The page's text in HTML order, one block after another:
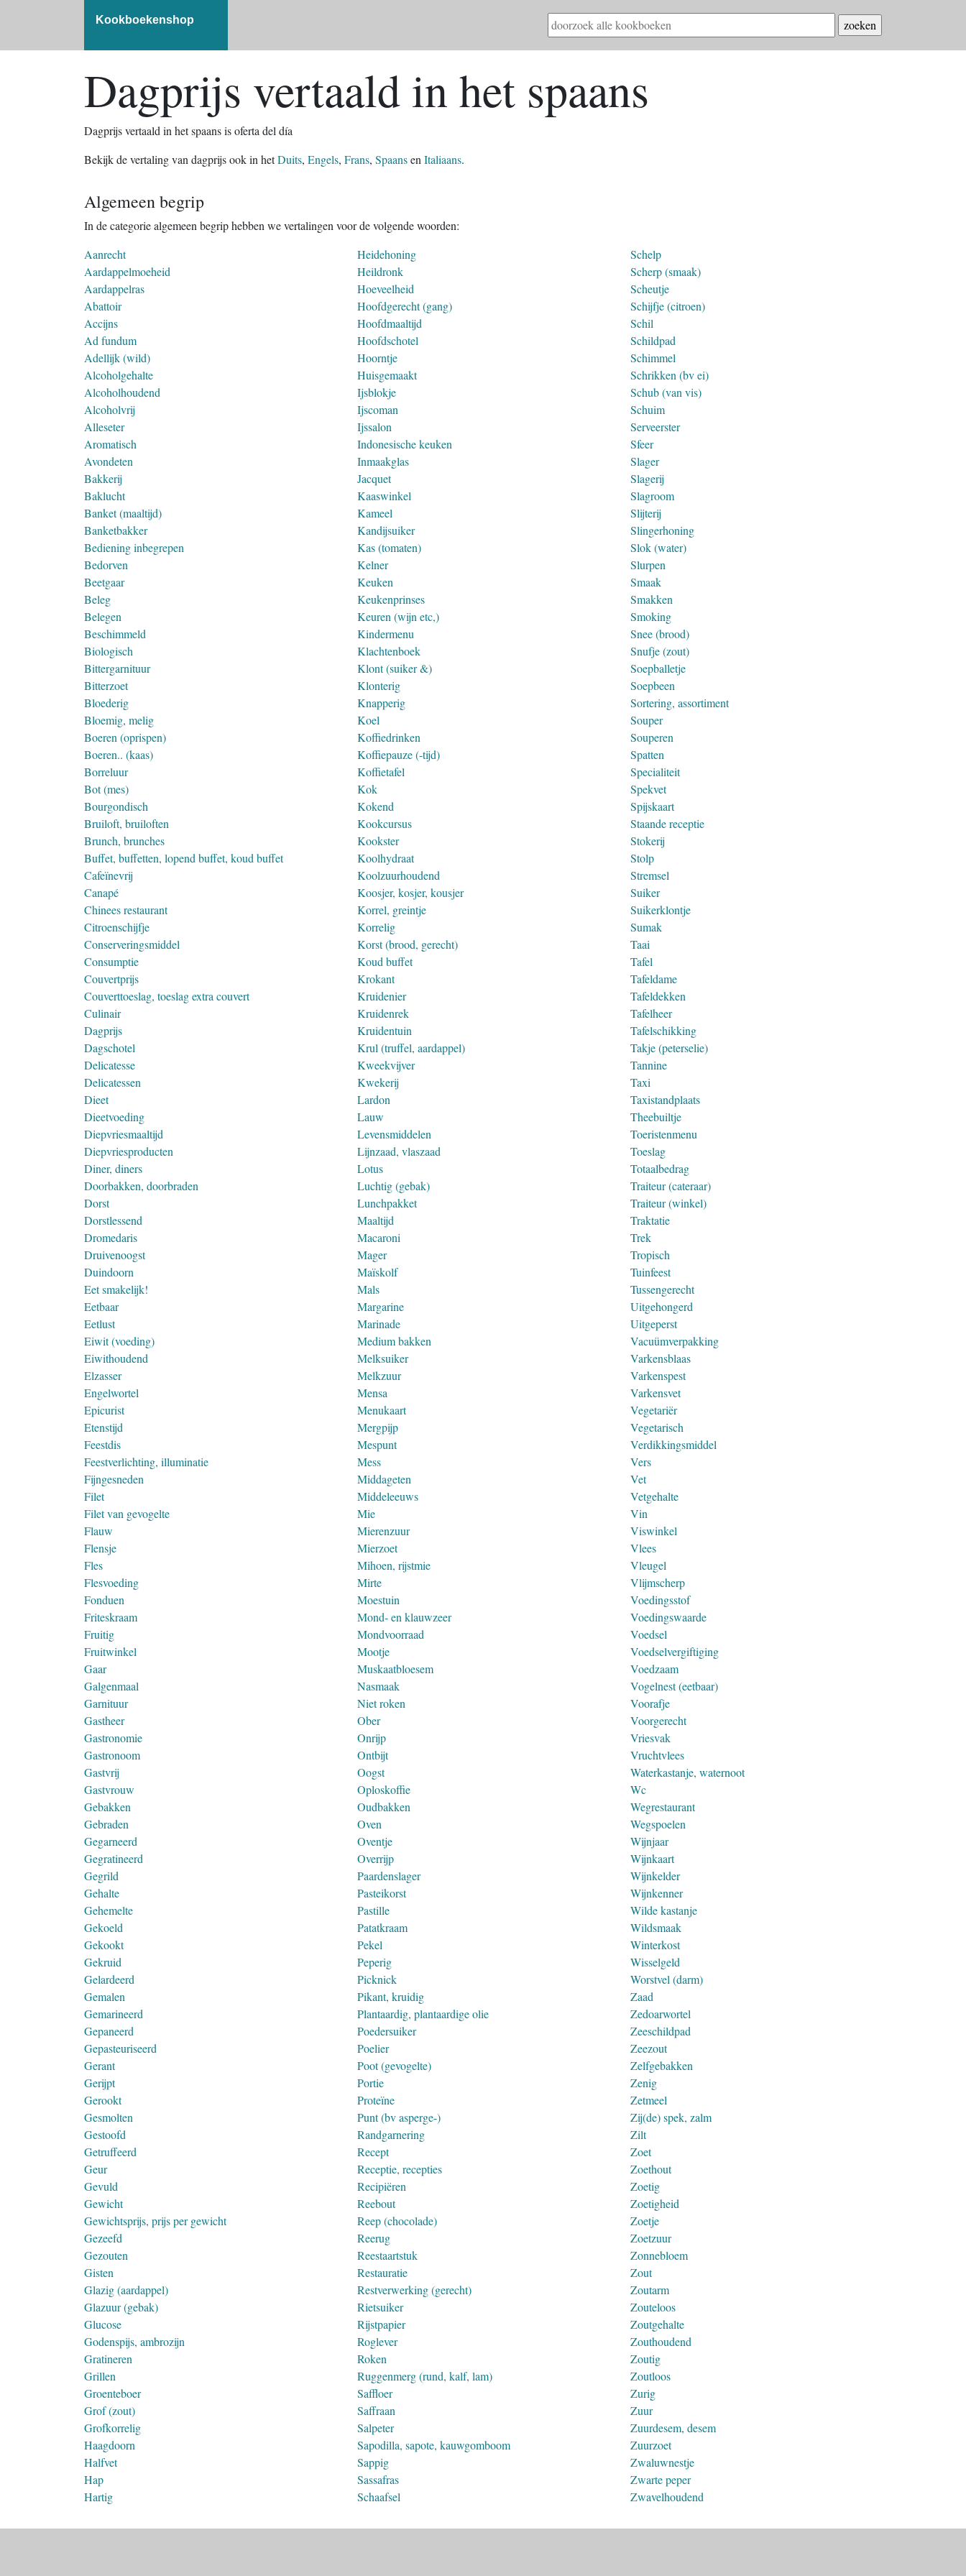
Kookboekenshop
Dagprijs vertaald in het spaans
Dagprijs vertaald in het spaans is oferta del día
Bekijk de vertaling van dagprijs ook in hetDuits, Engels, Frans, Spaansen Italiaans.
Algemeen begrip
In de categorie algemeen begrip hebben we vertalingen voor de volgende woorden:
Aanrecht
Aardappelmoeheid
Aardappelras
Abattoir
Accijns
Ad fundum
Adellijk (wild)
Alcoholgehalte
Alcoholhoudend
Alcoholvrij
Alleseter
Aromatisch
Avondeten
Bakkerij
Baklucht
Banket (maaltijd)
Banketbakker
Bediening inbegrepen
Bedorven
Beetgaar
Beleg
Belegen
Beschimmeld
Biologisch
Bittergarnituur
Bitterzoet
Bloederig
Bloemig, melig
Boeren (oprispen)
Boeren.. (kaas)
Borreluur
Bot (mes)
Bourgondisch
Bruiloft, bruiloften
Brunch, brunches
Buffet, buffetten, lopend buffet, koud buffet
Cafeïnevrij
Canapé
Chinees restaurant
Citroenschijfje
Conserveringsmiddel
Consumptie
Couvertprijs
Couverttoeslag, toeslag extra couvert
Culinair
Dagprijs
Dagschotel
Delicatesse
Delicatessen
Dieet
Dieetvoeding
Diepvriesmaaltijd
Diepvriesproducten
Diner, diners
Doorbakken, doorbraden
Dorst
Dorstlessend
Dromedaris
Druivenoogst
Duindoorn
Eet smakelijk!
Eetbaar
Eetlust
Eiwit (voeding)
Eiwithoudend
Elzasser
Engelwortel
Epicurist
Etenstijd
Feestdis
Feestverlichting, illuminatie
Fijngesneden
Filet
Filet van gevogelte
Flauw
Flensje
Fles
Flesvoeding
Fonduen
Friteskraam
Fruitig
Fruitwinkel
Gaar
Galgenmaal
Garnituur
Gastheer
Gastronomie
Gastronoom
Gastvrij
Gastvrouw
Gebakken
Gebraden
Gegarneerd
Gegratineerd
Gegrild
Gehalte
Gehemelte
Gekoeld
Gekookt
Gekruid
Gelardeerd
Gemalen
Gemarineerd
Gepaneerd
Gepasteuriseerd
Gerant
Gerijpt
Gerookt
Gesmolten
Gestoofd
Getruffeerd
Geur
Gevuld
Gewicht
Gewichtsprijs, prijs per gewicht
Gezeefd
Gezouten
Gisten
Glazig (aardappel)
Glazuur (gebak)
Glucose
Godenspijs, ambrozijn
Gratineren
Grillen
Groenteboer
Grof (zout)
Grofkorrelig
Haagdoorn
Halfvet
Hap
Hartig
Heidehoning
Heildronk
Hoeveelheid
Hoofdgerecht (gang)
Hoofdmaaltijd
Hoofdschotel
Hoorntje
Huisgemaakt
Ijsblokje
Ijscoman
Ijssalon
Indonesische keuken
Inmaakglas
Jacquet
Kaaswinkel
Kameel
Kandijsuiker
Kas (tomaten)
Kelner
Keuken
Keukenprinses
Keuren (wijn etc,)
Kindermenu
Klachtenboek
Klont (suiker &)
Klonterig
Knapperig
Koel
Koffiedrinken
Koffiepauze (-tijd)
Koffietafel
Kok
Kokend
Kookcursus
Kookster
Koolhydraat
Koolzuurhoudend
Koosjer, kosjer, kousjer
Korrel, greintje
Korrelig
Korst (brood, gerecht)
Koud buffet
Krokant
Kruidenier
Kruidenrek
Kruidentuin
Krul (truffel, aardappel)
Kweekvijver
Kwekerij
Lardon
Lauw
Levensmiddelen
Lijnzaad, vlaszaad
Lotus
Luchtig (gebak)
Lunchpakket
Maaltijd
Macaroni
Mager
Maïskolf
Mals
Margarine
Marinade
Medium bakken
Melksuiker
Melkzuur
Mensa
Menukaart
Mergpijp
Mespunt
Mess
Middageten
Middeleeuws
Mie
Mierenzuur
Mierzoet
Mihoen, rijstmie
Mirte
Moestuin
Mond- en klauwzeer
Mondvoorraad
Mootje
Muskaatbloesem
Nasmaak
Niet roken
Ober
Onrijp
Ontbijt
Oogst
Oploskoffie
Oudbakken
Oven
Oventje
Overrijp
Paardenslager
Pasteikorst
Pastille
Patatkraam
Pekel
Peperig
Picknick
Pikant, kruidig
Plantaardig, plantaardige olie
Poedersuiker
Poelier
Poot (gevogelte)
Portie
Proteïne
Punt (bv asperge-)
Randgarnering
Recept
Receptie, recepties
Recipiëren
Reebout
Reep (chocolade)
Reerug
Reestaartstuk
Restauratie
Restverwerking (gerecht)
Rietsuiker
Rijstpapier
Roglever
Roken
Ruggenmerg (rund, kalf, lam)
Saffloer
Saffraan
Salpeter
Sapodilla, sapote, kauwgomboom
Sappig
Sassafras
Schaafsel
Schelp
Scherp (smaak)
Scheutje
Schijfje (citroen)
Schil
Schildpad
Schimmel
Schrikken (bv ei)
Schub (van vis)
Schuim
Serveerster
Sfeer
Slager
Slagerij
Slagroom
Slijterij
Slingerhoning
Slok (water)
Slurpen
Smaak
Smakken
Smoking
Snee (brood)
Snufje (zout)
Soepballetje
Soepbeen
Sortering, assortiment
Souper
Souperen
Spatten
Specialiteit
Spekvet
Spijskaart
Staande receptie
Stokerij
Stolp
Stremsel
Suiker
Suikerklontje
Sumak
Taai
Tafel
Tafeldame
Tafeldekken
Tafelheer
Tafelschikking
Takje (peterselie)
Tannine
Taxi
Taxistandplaats
Theebuiltje
Toeristenmenu
Toeslag
Totaalbedrag
Traiteur (cateraar)
Traiteur (winkel)
Traktatie
Trek
Tropisch
Tuinfeest
Tussengerecht
Uitgehongerd
Uitgeperst
Vacuümverpakking
Varkensblaas
Varkenspest
Varkensvet
Vegetariër
Vegetarisch
Verdikkingsmiddel
Vers
Vet
Vetgehalte
Vin
Viswinkel
Vlees
Vleugel
Vlijmscherp
Voedingsstof
Voedingswaarde
Voedsel
Voedselvergiftiging
Voedzaam
Vogelnest (eetbaar)
Voorafje
Voorgerecht
Vriesvak
Vruchtvlees
Waterkastanje, waternoot
Wc
Wegrestaurant
Wegspoelen
Wijnjaar
Wijnkaart
Wijnkelder
Wijnkenner
Wilde kastanje
Wildsmaak
Winterkost
Wisselgeld
Worstvel (darm)
Zaad
Zedoarwortel
Zeeschildpad
Zeezout
Zelfgebakken
Zenig
Zetmeel
Zij(de) spek, zalm
Zilt
Zoet
Zoethout
Zoetig
Zoetigheid
Zoetje
Zoetzuur
Zonnebloem
Zout
Zoutarm
Zouteloos
Zoutgehalte
Zouthoudend
Zoutig
Zoutloos
Zurig
Zuur
Zuurdesem, desem
Zuurzoet
Zwaluwnestje
Zwarte peper
Zwavelhoudend